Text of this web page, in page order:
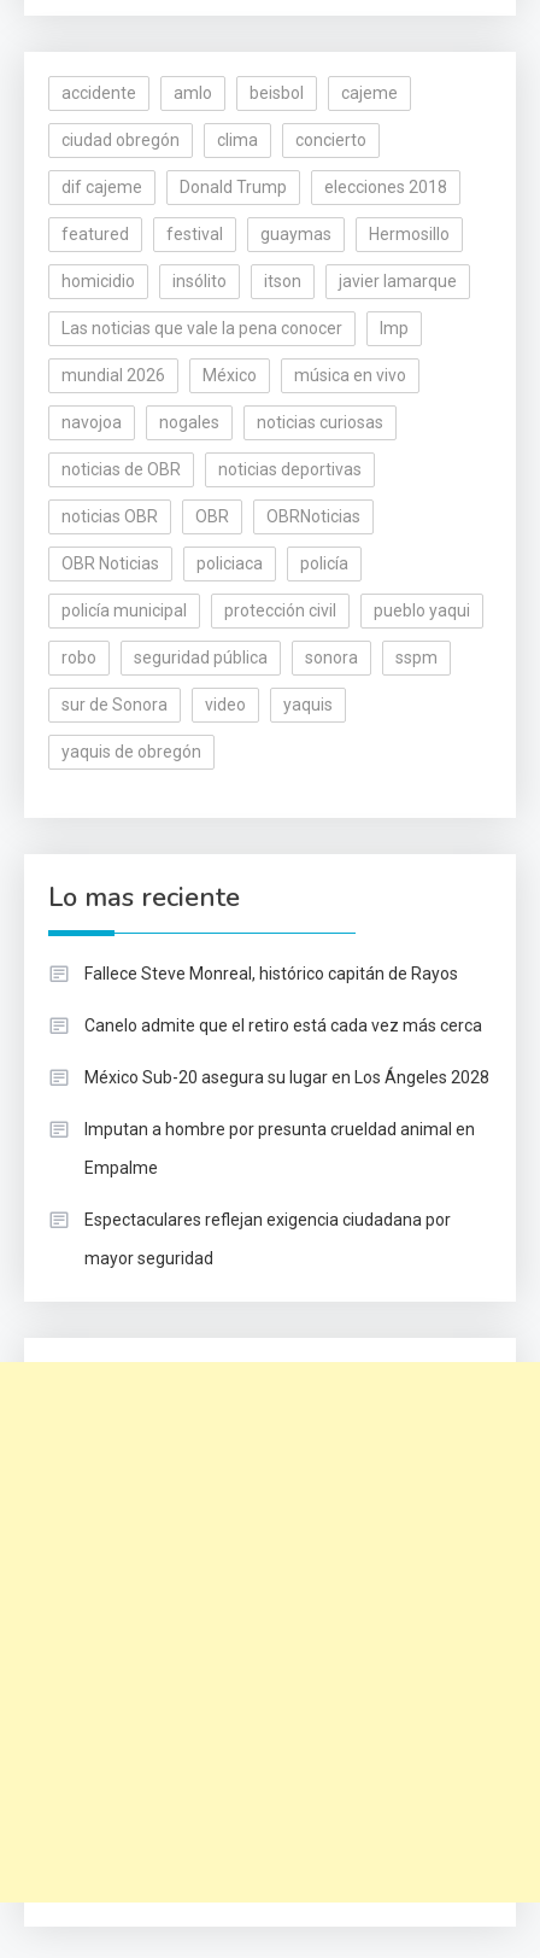
accidente amlo beisbol cajeme
ciudad obregón clima concierto
dif cajeme Donald Trump elecciones 2018
featured festival guaymas Hermosillo
homicidio insólito itson javier lamarque
Las noticias que vale la pena conocer lmp
mundial 2026 México música en vivo
navojoa nogales noticias curiosas
noticias de OBR noticias deportivas
noticias OBR OBR OBRNoticias
OBR Noticias policiaca policía
policía municipal protección civil pueblo yaqui
robo seguridad pública sonora sspm
sur de Sonora video yaquis
yaquis de obregón
Lo mas reciente
Fallece Steve Monreal, histórico capitán de Rayos
Canelo admite que el retiro está cada vez más cerca
México Sub-20 asegura su lugar en Los Ángeles 2028
Imputan a hombre por presunta crueldad animal en
Empalme
Espectaculares reflejan exigencia ciudadana por
mayor seguridad